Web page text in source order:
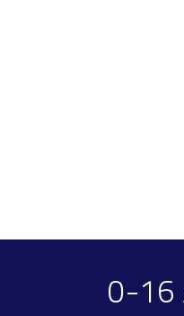
0-16